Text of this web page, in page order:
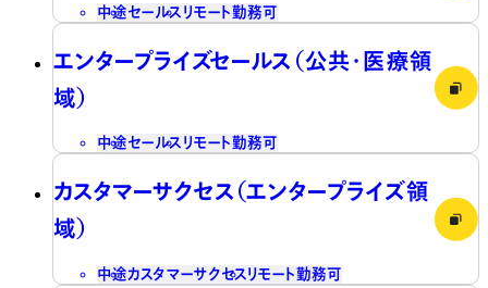
中途セールス リモート勤務可
エンタープライズセールス（公共・医療領
域）
中途セールス リモート勤務可
カスタマーサクセス（エンタープライズ領
域）
中途カスタマーサクセスリモート勤務可